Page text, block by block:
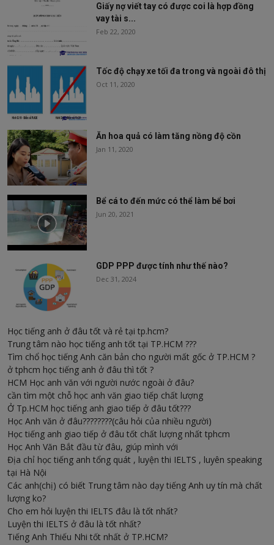
Giấy nợ viết tay có được coi là hợp đồng
vay tài s...
Feb 22, 2020
Tốc độ chạy xe tối đa trong và ngoài đô thị
Oct 11, 2020
Ăn hoa quả có làm tăng nồng độ cồn
Jan 11, 2020
Bể cá to đến mức có thể làm bể bơi
Jun 20, 2021
GDP PPP được tính như thế nào?
Dec 31, 2024
Học tiếng anh ở đâu tốt và rẻ tại tp.hcm?
Trung tâm nào học tiếng anh tốt tại TP.HCM ???
Tìm chổ học tiếng Anh căn bản cho người mất gốc ở TP.HCM ?
ở tphcm học tiếng anh ở đâu thì tốt ?
HCM Học anh văn với người nước ngoài ở đâu?
cần tìm một chỗ học anh văn giao tiếp chất lượng
Ở Tp.HCM học tiếng anh giao tiếp ở đâu tốt???
Học Anh văn ở đâu????????(câu hỏi của nhiều người)
Học tiếng anh giao tiếp ở đâu tốt chất lượng nhất tphcm
Học Anh Văn Bắt đầu từ đâu, giúp mình với
Địa chỉ học tiếng anh tổng quát , luyện thi IELTS , luyên speaking
tại Hà Nội
Các anh(chị) có biết Trung tâm nào dạy tiếng Anh uy tín mà chất
lượng ko?
Cho em hỏi luyện thi IELTS đâu là tốt nhất?
Luyện thi IELTS ở đâu là tốt nhất?
Tiếng Anh Thiếu Nhi tốt nhất ở TP.HCM?